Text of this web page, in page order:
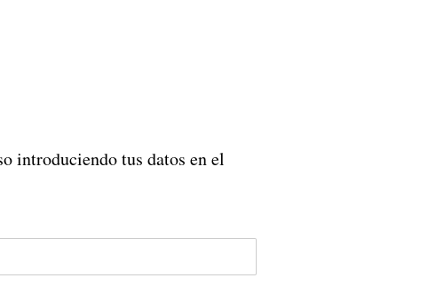
introduciendo tus datos en el